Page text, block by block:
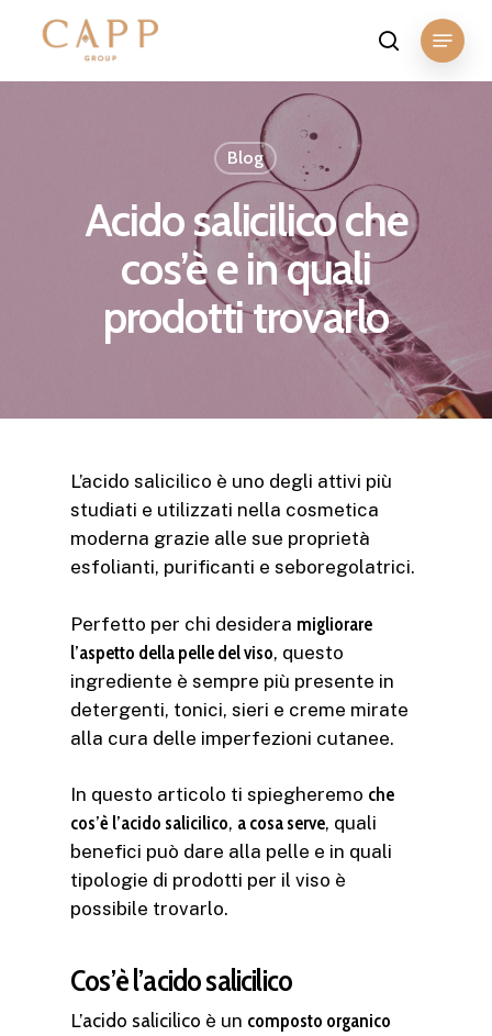
search
Menu
Blog
Acido salicilico che
cos’è e in quali
prodotti trovarlo
L’acido salicilico è uno degli attivi più
studiati e utilizzati nella cosmetica
moderna grazie alle sue proprietà
esfolianti, purificanti e seboregolatrici.
Perfetto per chi desidera migliorare
l’aspetto della pelle del viso, questo
ingrediente è sempre più presente in
detergenti, tonici, sieri e creme mirate
alla cura delle imperfezioni cutanee.
In questo articolo ti spiegheremo che
cos’è l’acido salicilico, a cosa serve, quali
benefici può dare alla pelle e in quali
tipologie di prodotti per il viso è
possibile trovarlo.
Cos’è l’acido salicilico
L’acido salicilico è un composto organico
Close